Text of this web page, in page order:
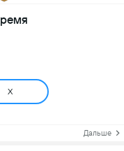
X
Дальше